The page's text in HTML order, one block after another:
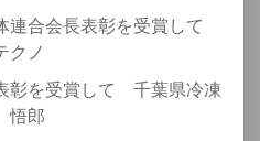
連合会長表彰を受賞して
クノ
彰を受賞して 千葉県冷凍
悟郎